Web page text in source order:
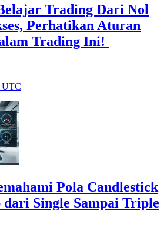
Trading Dari Nol
Perhatikan Aturan
Trading Ini!
UTC
Pola Candlestick
dari Single Sampai Triple